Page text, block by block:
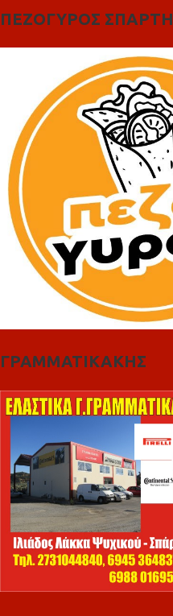
ΠΕΖΟΓΥΡΟΣ ΣΠΑΡΤΗ
ΓΡΑΜΜΑΤΙΚΑΚΗΣ